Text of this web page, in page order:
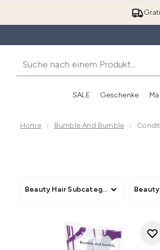
SALE Geschenke
Home Bumble And Bumble
Beauty Hair Subcategory